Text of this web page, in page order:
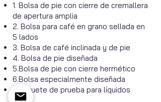
1. Bolsa de pie con cierre de cremallera
de apertura amplia
2. Bolsa para café en grano sellada en
5 lados
3. Bolsa de café inclinada y de pie
4. Bolsa de pie diseñada
5.Bolsa de pie con cierre hermético
6.Bolsa especialmente diseñada
7.Paquete de prueba para líquidos